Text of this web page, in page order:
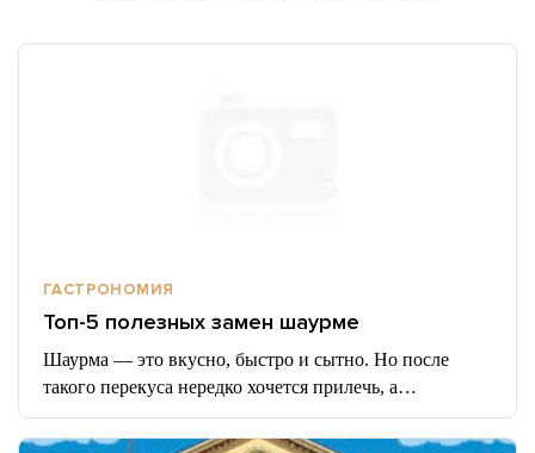
ГАСТРОНОМИЯ
Топ-5 полезных замен шаурме
Шаурма — это вкусно, быстро и сытно. Но после
такого перекуса нередко хочется прилечь, а…